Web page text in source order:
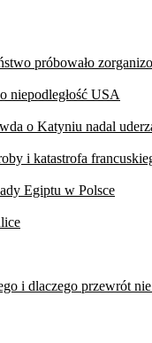
próbowało
niepodległość USA
o Katyniu nadal
i katastrofa
Egiptu w Polsce
i dlaczego przewrót